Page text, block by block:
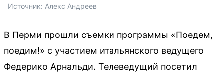
Источник: Алекс Андреев
В Перми прошли съемки программы «Поедем,
поедим!» с участием итальянского ведущего
Федерико Арнальди. Телеведущий посетил